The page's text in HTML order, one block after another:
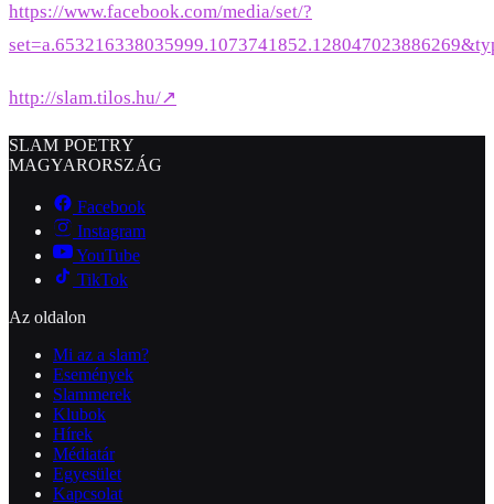
https://www.facebook.com/media/set/?
http://slam.tilos.hu/↗
SLAM POETRY
MAGYARORSZÁG
Facebook
Instagram
YouTube
TikTok
Az oldalon
Mi az a slam?
Események
Slammerek
Klubok
Hírek
Médiatár
Egyesület
Kapcsolat